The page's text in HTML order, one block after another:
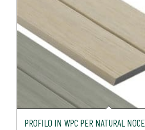
PROFILO IN WPC PER NATURAL NOCE